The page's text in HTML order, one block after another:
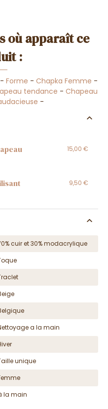
où apparaît ce
:
- Forme - Chapka Femme -
tendance - Chapeau
-
15,00 €
9,50 €
cuir et 30% modacrylique
a la main
unique
la main